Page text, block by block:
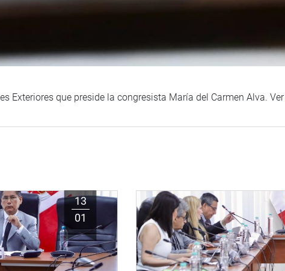
Exteriores que preside la congresista María del Carmen Alva. Ver
13
01